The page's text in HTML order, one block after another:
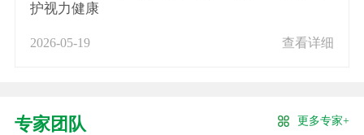
护视力健康
2026-05-19 查看详细
专家团队 更多专家+